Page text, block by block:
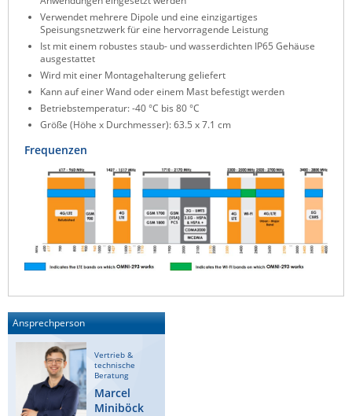
WATTECO
Westermo
Yuasa
ZPE Systems
News zu unseren Herstellern
Verwendet mehrere Dipole und eine einzigartiges
Speisungsnetzwerk für eine hervorragende Leistung
Ist mit einem robustes staub- und wasserdichten IP65 Gehäuse
ausgestattet
Wird mit einer Montagehalterung geliefert
Kann auf einer Wand oder einem Mast befestigt werden
Betriebstemperatur: -40 °C bis 80 °C
Größe (Höhe x Durchmesser): 63.5 x 7.1 cm
Frequenzen
Ansprechperson
Vertrieb &
technische
Beratung
Marcel
Miniböck